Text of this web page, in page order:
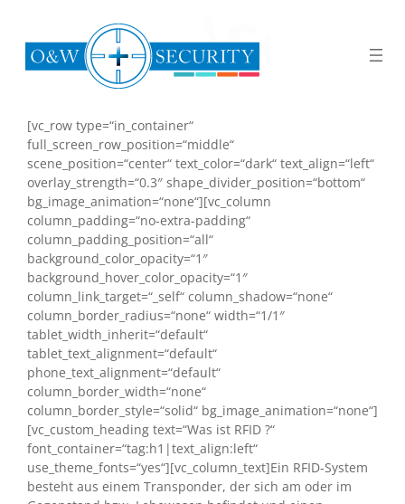
[vc_row type=“in_container“
full_screen_row_position=“middle“
scene_position=“center“ text_color=“dark“ text_align=“left“
overlay_strength=“0.3″ shape_divider_position=“bottom“
bg_image_animation=“none“][vc_column
column_padding=“no-extra-padding“
column_padding_position=“all“
background_color_opacity=“1″
background_hover_color_opacity=“1″
column_link_target=“_self“ column_shadow=“none“
column_border_radius=“none“ width=“1/1″
tablet_width_inherit=“default“
tablet_text_alignment=“default“
phone_text_alignment=“default“
column_border_width=“none“
column_border_style=“solid“ bg_image_animation=“none“]
[vc_custom_heading text=“Was ist RFID ?“
font_container=“tag:h1|text_align:left“
use_theme_fonts=“yes“][vc_column_text]Ein RFID-System
besteht aus einem Transponder, der sich am oder im